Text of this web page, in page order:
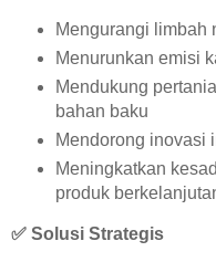
Mengurangi limbah
Menurunkan emisi
Mendukung
bahan baku
Mendorong inovasi
Meningkatkan
produk
✅ Solusi Strategis